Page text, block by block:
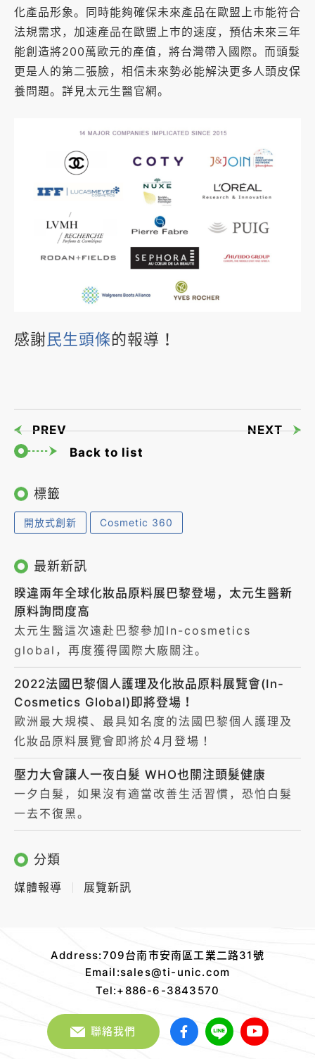
化產品形象。同時能夠確保未來產品在歐盟上市能符合
法規需求，加速產品在歐盟上市的速度，預估未來三年
能創造將200萬歐元的產值，將台灣帶入國際。而頭髮
更是人的第二張臉，相信未來勢必能解決更多人頭皮保
養問題。詳見太元生醫官網。
感謝民生頭條的報導！
PREV
NEXT
Back to list
標籤
開放式創新 Cosmetic 360
最新新訊
睽違兩年全球化妝品原料展巴黎登場，太元生醫新
原料詢問度高
太元生醫這次遠赴巴黎參加In-cosmetics
global，再度獲得國際大廠關注。
2022法國巴黎個人護理及化妝品原料展覽會(In-
Cosmetics Global)即將登場！
歐洲最大規模、最具知名度的法國巴黎個人護理及
化妝品原料展覽會即將於4月登場！
壓力大會讓人一夜白髮 WHO也關注頭髮健康
一夕白髮，如果沒有適當改善生活習慣，恐怕白髮
一去不復黑。
分類
媒體報導 展覽新訊
Address:709台南市安南區工業二路31號
Email:sales@ti-unic.com
Tel:+886-6-3843570
聯絡我們